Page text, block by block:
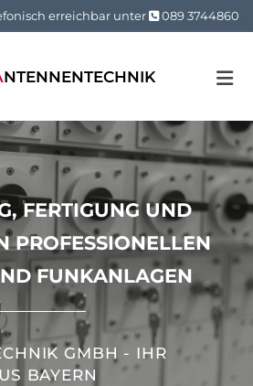
erreichbar unter  089 3744860
NTENNENTECHNIK
FERTIGUNG UND
PROFESSIONELLEN
FUNKANLAGEN
GMBH - IHR
BAYERN